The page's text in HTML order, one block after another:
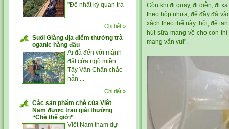
"Đệ nhất kỳ quan trà
...
Chi tiết »
Suối Giàng địa điểm thưởng trà
oganic hàng đầu
Ai đã đến với mảnh
đất cửa ngõ miền
Tây Văn Chấn chắc
hẳn ...
Chi tiết »
Các sản phẩm chè của Việt
Nam được trao giải thưởng
“Chè thế giới”
Việt Nam tham dự
Còn khi đi quay, đi diễn, đi
theo hộp nhựa, để đầy đá
xách theo thế này thôi, để
hút sữa mang về cho con
mang vẫn vui".